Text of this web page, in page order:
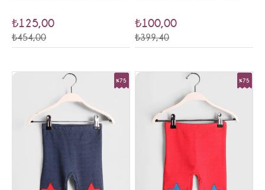
₺125,00
₺454,00
₺100,00
₺399,40
%75 %75